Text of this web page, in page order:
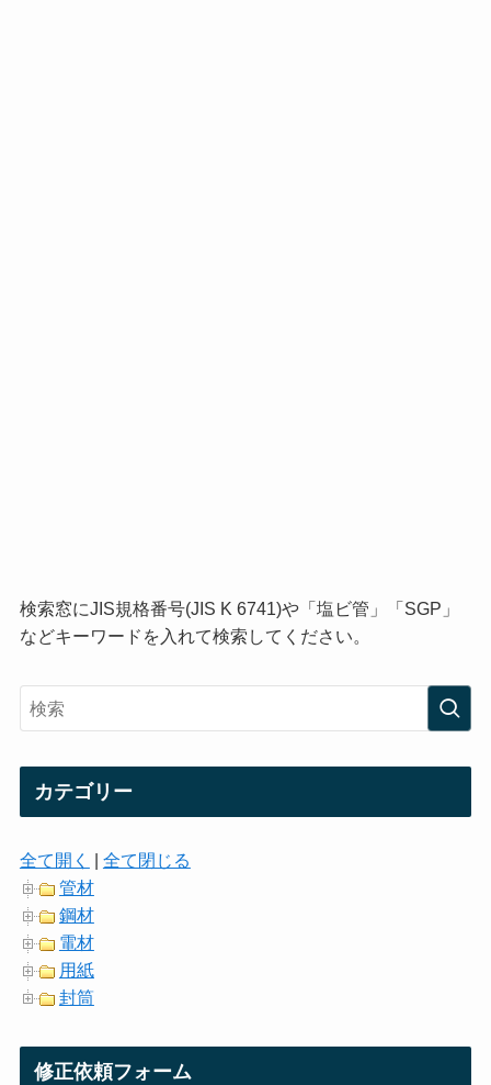
検索窓にJIS規格番号(JIS K 6741)や「塩ビ管」「SGP」
などキーワードを入れて検索してください。
カテゴリー
全て開く | 全て閉じる
管材
鋼材
電材
用紙
封筒
修正依頼フォーム